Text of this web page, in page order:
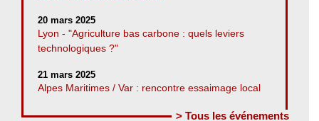
20 mars 2025
Lyon - "Agriculture bas carbone : quels leviers
technologiques ?"
21 mars 2025
Alpes Maritimes / Var : rencontre essaimage local
> Tous les événements